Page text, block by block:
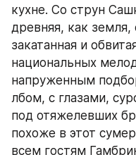
кухне. Со струн
древняя, как земля,
закатанная и
национальных
напруженным
лбом, с глазами,
под отяжелевших
похоже в этот
всем гостям